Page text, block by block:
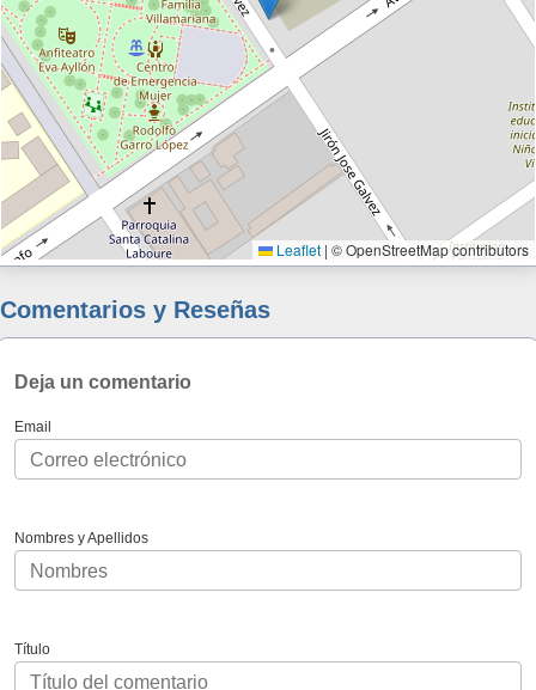
Leaflet | © OpenStreetMap contributors
Comentarios y Reseñas
Deja un comentario
Email
Nombres y Apellidos
Título